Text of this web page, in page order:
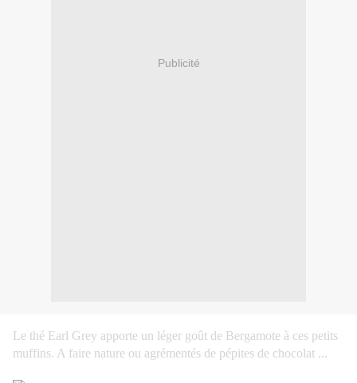
Publicité
Le thé Earl Grey apporte un léger goût de Bergamote à ces petits
muffins. A faire nature ou agrémentés de pépites de chocolat ...